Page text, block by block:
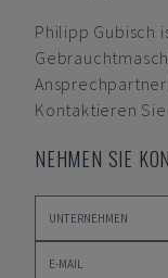
Philipp Gubisch
Kontaktieren
NEHMEN SIE